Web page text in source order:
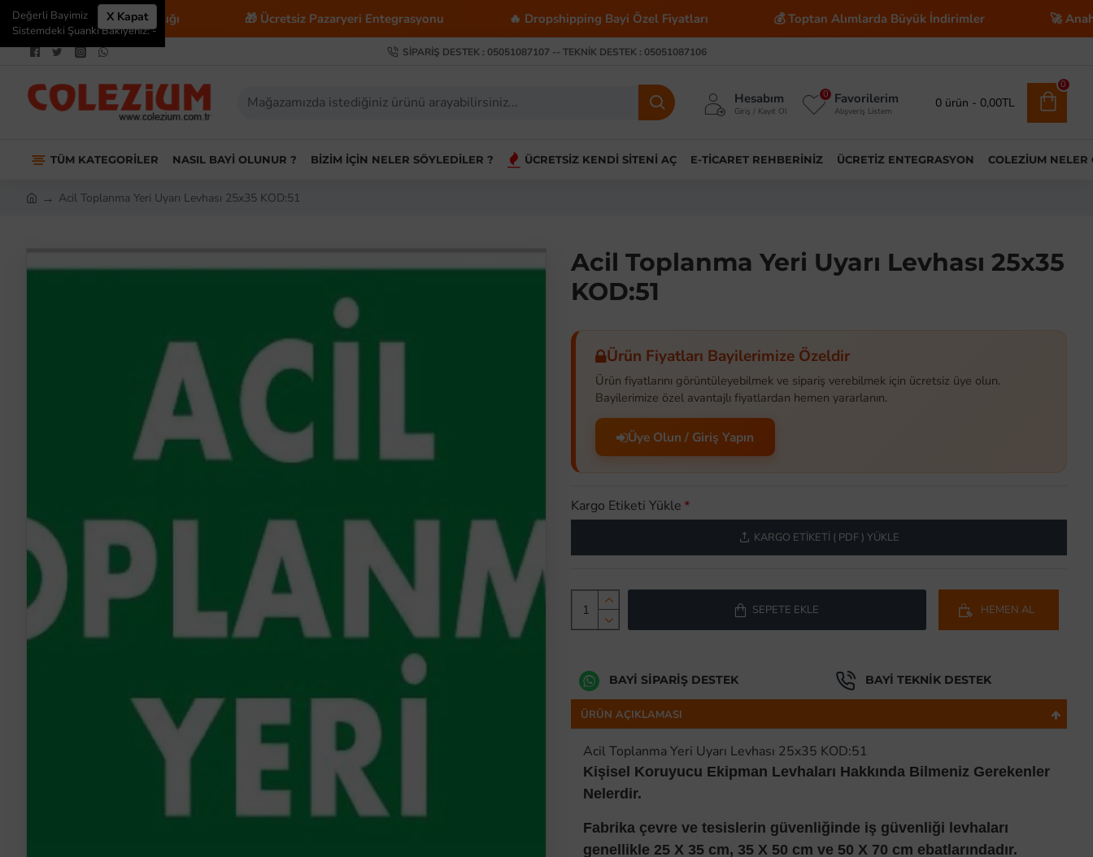
Danışmanlığı 🎁 Ücretsiz Pazaryeri Entegrasyonu 🔥 Dropshipping Bayi Özel Fiyatları 💰 Toptan Alımlarda Büyük İndirimler 🚀 Anahtar Teslim
SIPARIŞ DESTEK : 05051087107 -- TEKNIK DESTEK : 05051087106
Hesabım
Giriş / Kayıt Ol
Favorilerim
Alışveriş Listem
0
0 ürün - 0,00TL
0
TÜM KATEGORILER NASIL BAYI OLUNUR ? BIZIM İÇIN NELER SÖYLEDILER ? ÜCRETSIZ KENDI SITENI AÇ E-TICARET REHBERINIZ ÜCRETIZ ENTEGRASYON COLEZIUM NELER
X Kapat
Değerli Bayimiz
Sistemdeki Şuanki Bakiyeniz: -
Acil Toplanma Yeri Uyarı Levhası 25x35 KOD:51
Acil Toplanma Yeri Uyarı Levhası 25x35
KOD:51
Ürün Fiyatları Bayilerimize Özeldir
Ürün fiyatlarını görüntüleyebilmek ve sipariş verebilmek için ücretsiz üye olun.
Bayilerimize özel avantajlı fiyatlardan hemen yararlanın.
Üye Olun / Giriş Yapın
Kargo Etiketi Yükle
KARGO ETIKETI ( PDF ) YÜKLE
SEPETE EKLE HEMEN AL
BAYI SIPARIŞ DESTEK BAYI TEKNIK DESTEK
ÜRÜN AÇIKLAMASI
Acil Toplanma Yeri Uyarı Levhası 25x35 KOD:51
Kişisel Koruyucu Ekipman Levhaları Hakkında Bilmeniz Gerekenler
Nelerdir.
Fabrika çevre ve tesislerin güvenliğinde iş güvenliği levhaları
genellikle 25 X 35 cm, 35 X 50 cm ve 50 X 70 cm ebatlarındadır.